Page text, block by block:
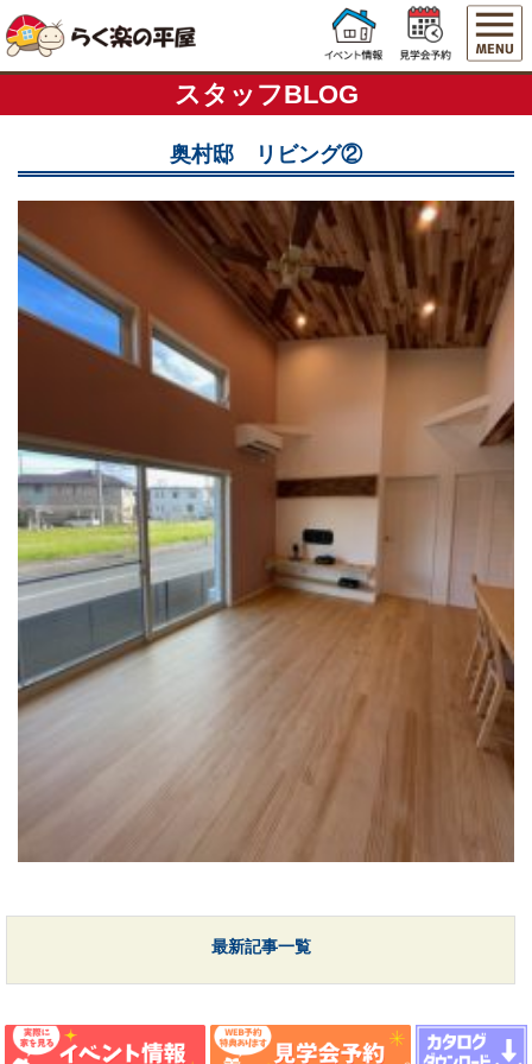
スタッフBLOG
奥村邸 リビング②
最新記事一覧